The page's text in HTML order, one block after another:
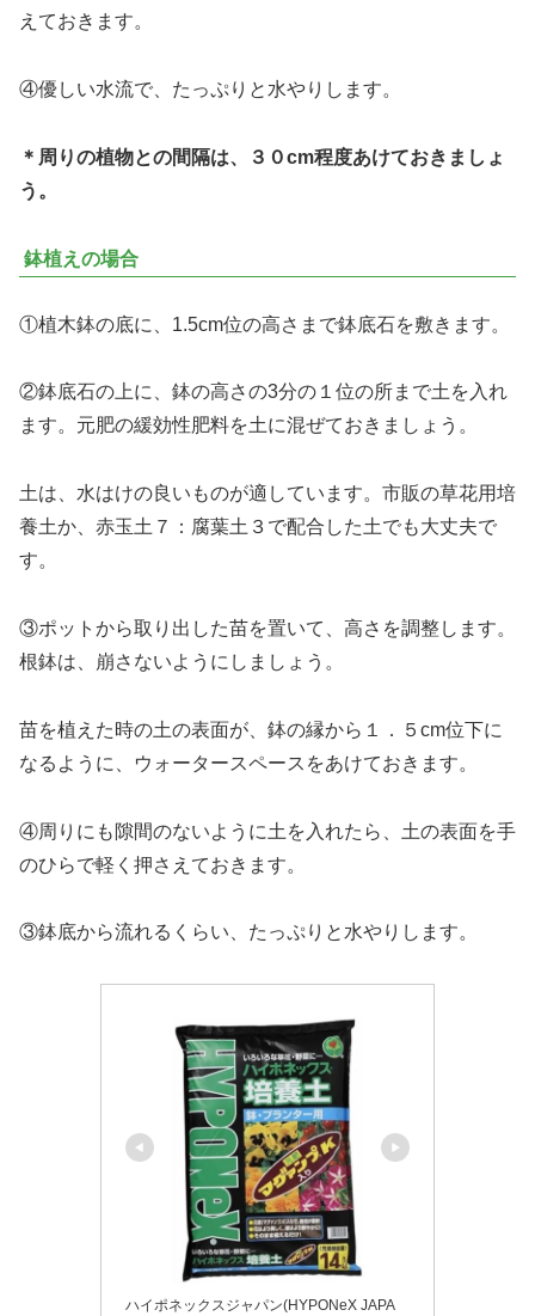
えておきます。
④優しい水流で、たっぷりと水やりします。
＊周りの植物との間隔は、３０cm程度あけておきましょ
う。
鉢植えの場合
①植木鉢の底に、1.5cm位の高さまで鉢底石を敷きます。
②鉢底石の上に、鉢の高さの3分の１位の所まで土を入れ
ます。元肥の緩効性肥料を土に混ぜておきましょう。
土は、水はけの良いものが適しています。市販の草花用培
養土か、赤玉土７：腐葉土３で配合した土でも大丈夫で
す。
③ポットから取り出した苗を置いて、高さを調整します。
根鉢は、崩さないようにしましょう。
苗を植えた時の土の表面が、鉢の縁から１．５cm位下に
なるように、ウォータースペースをあけておきます。
④周りにも隙間のないように土を入れたら、土の表面を手
のひらで軽く押さえておきます。
③鉢底から流れるくらい、たっぷりと水やりします。
ハイポネックスジャパン(HYPONeX JAPA